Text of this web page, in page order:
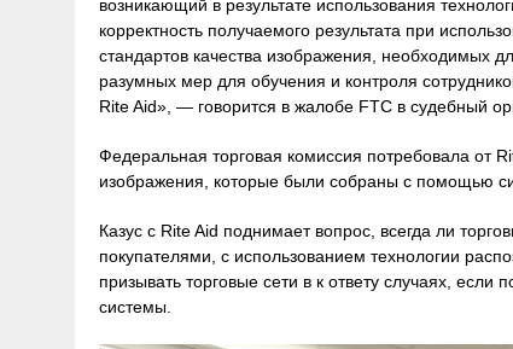
возникающий в результате использования
корректность получаемого результата при
стандартов качества изображения, необходимых
разумных мер для обучения и контроля
Rite Aid», — говорится в жалобе FTC в судебный
Федеральная торговая комиссия потребовала от
изображения, которые были собраны с помощью
Казус с Rite Aid поднимает вопрос, всегда ли
покупателями, с использованием технологии
призывать торговые сети в к ответу случаях,
системы.